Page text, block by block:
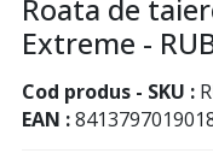
Roata de
Extreme -
Cod produs - SKU
EAN